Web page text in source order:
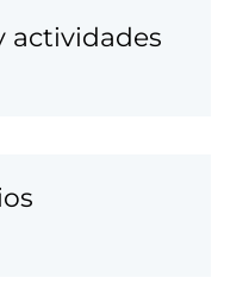
actividades